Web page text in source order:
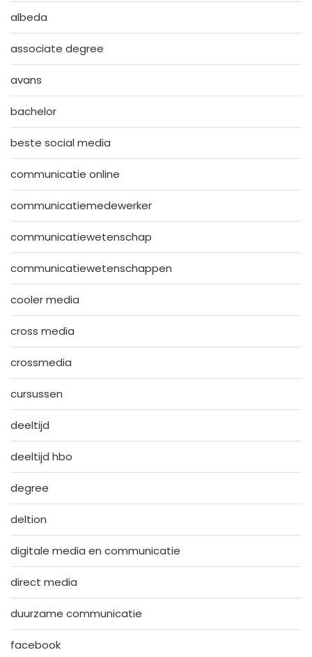
albeda
associate degree
avans
bachelor
beste social media
communicatie online
communicatiemedewerker
communicatiewetenschap
communicatiewetenschappen
cooler media
cross media
crossmedia
cursussen
deeltijd
deeltijd hbo
degree
deltion
digitale media en communicatie
direct media
duurzame communicatie
facebook